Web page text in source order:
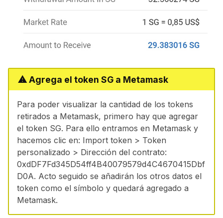
⚠ Agrega el token SG a Metamask
Para poder visualizar la cantidad de los tokens
retirados a Metamask, primero hay que agregar
el token SG. Para ello entramos en Metamask y
hacemos clic en: Import token > Token
personalizado > Dirección del contrato:
0xdDF7Fd345D54ff4B40079579d4C4670415Dbf
D0A. Acto seguido se añadirán los otros datos el
token como el símbolo y quedará agregado a
Metamask.